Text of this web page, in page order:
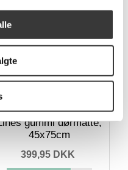
gummi dørmåtte,
45x75cm
399,95 DKK